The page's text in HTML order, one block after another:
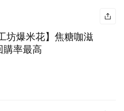
坊爆米花】焦糖咖滋
購率最高